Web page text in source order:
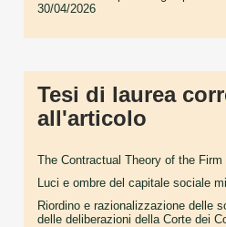
30/04/2026
Tesi di laurea
all'articolo
The Contractual Theory of the Firm
Luci e ombre del capitale sociale
Riordino e razionalizzazione delle
delle deliberazioni della Corte dei